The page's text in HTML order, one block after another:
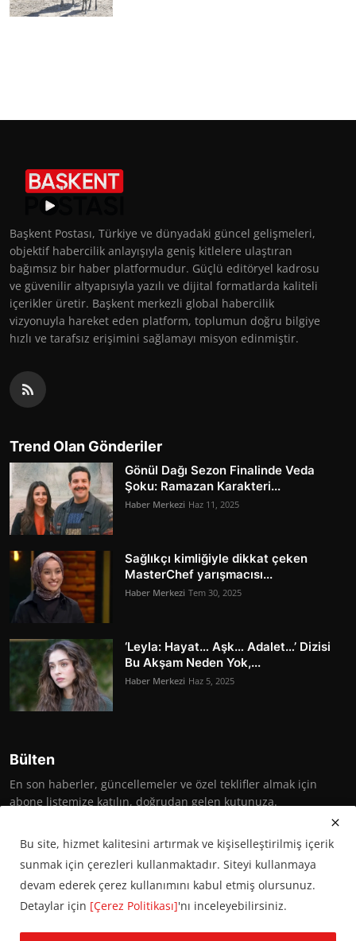
Başkent Postası, Türkiye ve dünyadaki güncel gelişmeleri,
objektif habercilik anlayışıyla geniş kitlelere ulaştıran
bağımsız bir haber platformudur. Güçlü editöryel kadrosu
ve güvenilir altyapısıyla yazılı ve dijital formatlarda kaliteli
içerikler üretir. Başkent merkezli global habercilik
vizyonuyla hareket eden platform, toplumun doğru bilgiye
hızlı ve tarafsız erişimini sağlamayı misyon edinmiştir.
Trend Olan Gönderiler
Gönül Dağı Sezon Finalinde Veda
Şoku: Ramazan Karakteri...
Haber Merkezi Haz 11, 2025
Sağlıkçı kimliğiyle dikkat çeken
MasterChef yarışmacısı...
Haber Merkezi Tem 30, 2025
‘Leyla: Hayat… Aşk… Adalet…’ Dizisi
Bu Akşam Neden Yok,...
Haber Merkezi Haz 5, 2025
Bülten
En son haberler, güncellemeler ve özel teklifler almak için
abone listemize katılın, doğrudan gelen kutunuza.
Abone Ol
Bu site, hizmet kalitesini artırmak ve kişiselleştirilmiş içerik
sunmak için çerezleri kullanmaktadır. Siteyi kullanmaya
devam ederek çerez kullanımını kabul etmiş olursunuz.
Detaylar için [Çerez Politikası]'nı inceleyebilirsiniz.